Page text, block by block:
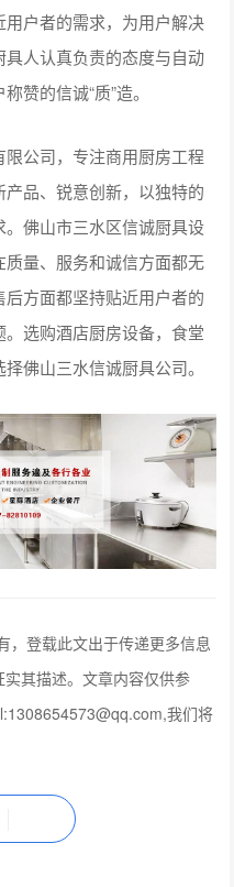
户者的需求，为用户解决
人认真负责的态度与自动
赞的信诚“质”造。
公司，专注商用厨房工程
品、锐意创新，以独特的
佛山市三水区信诚厨具设
量、服务和诚信方面都无
方面都坚持贴近用户者的
选购酒店厨房设备，食堂
佛山三水信诚厨具公司。
，登载此文出于传递更多信息
其描述。文章内容仅供参
我们将